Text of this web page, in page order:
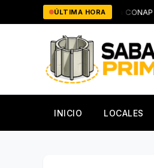
al
ÚLTIMA HORA
a trabajos de la CONAP y la
INICIO LOCALES